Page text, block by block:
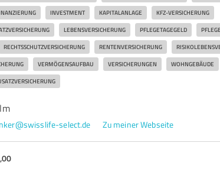
INVESTMENT KAPITALANLAGE KFZ-VERSICHERUNG
LEBENSVERSICHERUNG PFLEGETAGEGELD
RECHTSSCHUTZVERSICHERUNG RENTENVERSICHERUNG
VERMÖGENSAUFBAU VERSICHERUNGEN WOHNGEBÄUDE
select.de Zu meiner Webseite